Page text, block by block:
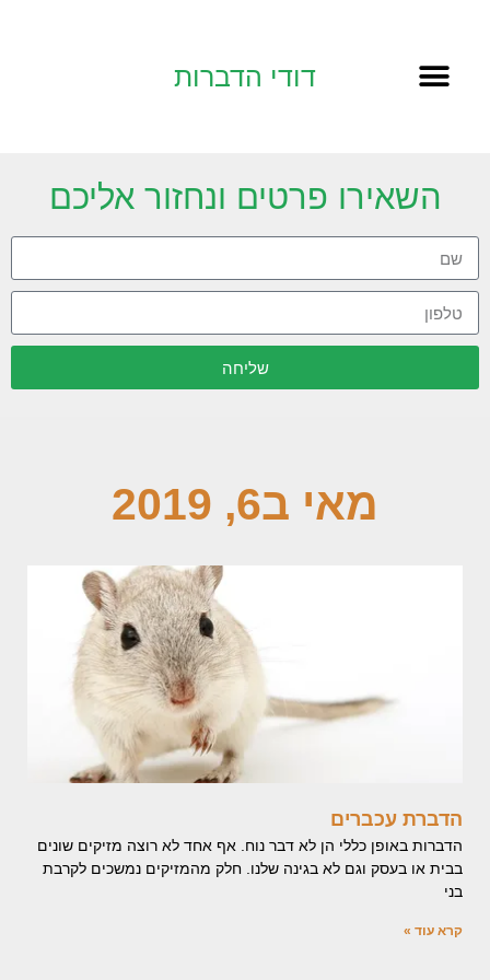
דודי הדברות
השאירו פרטים ונחזור אליכם
שליחה
מאי ב6, 2019
הדברת עכברים
הדברות באופן כללי הן לא דבר נוח. אף אחד לא רוצה מזיקים שונים
בבית או בעסק וגם לא בגינה שלנו. חלק מהמזיקים נמשכים לקרבת
בני
קרא עוד »